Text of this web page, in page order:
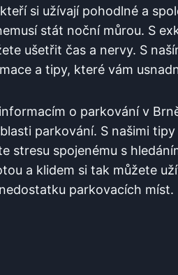
si‌ užívají⁢ pohodlné a⁢
⁣stát noční můrou. S
ušetřit čas a ⁣nervy. S
a tipy, které vám⁤
o parkování v
parkování. S našimi
stresu spojenému s
a⁤ klidem si tak můžete‍
parkovacích míst.